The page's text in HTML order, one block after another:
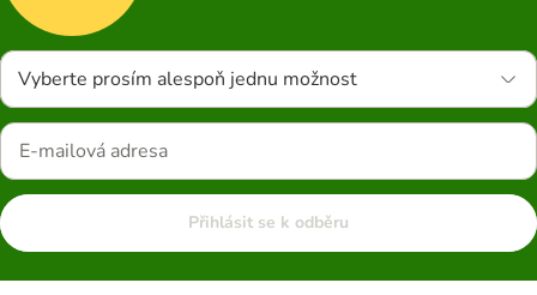
Vyberte prosím alespoň jednu možnost
Přihlásit se k odběru